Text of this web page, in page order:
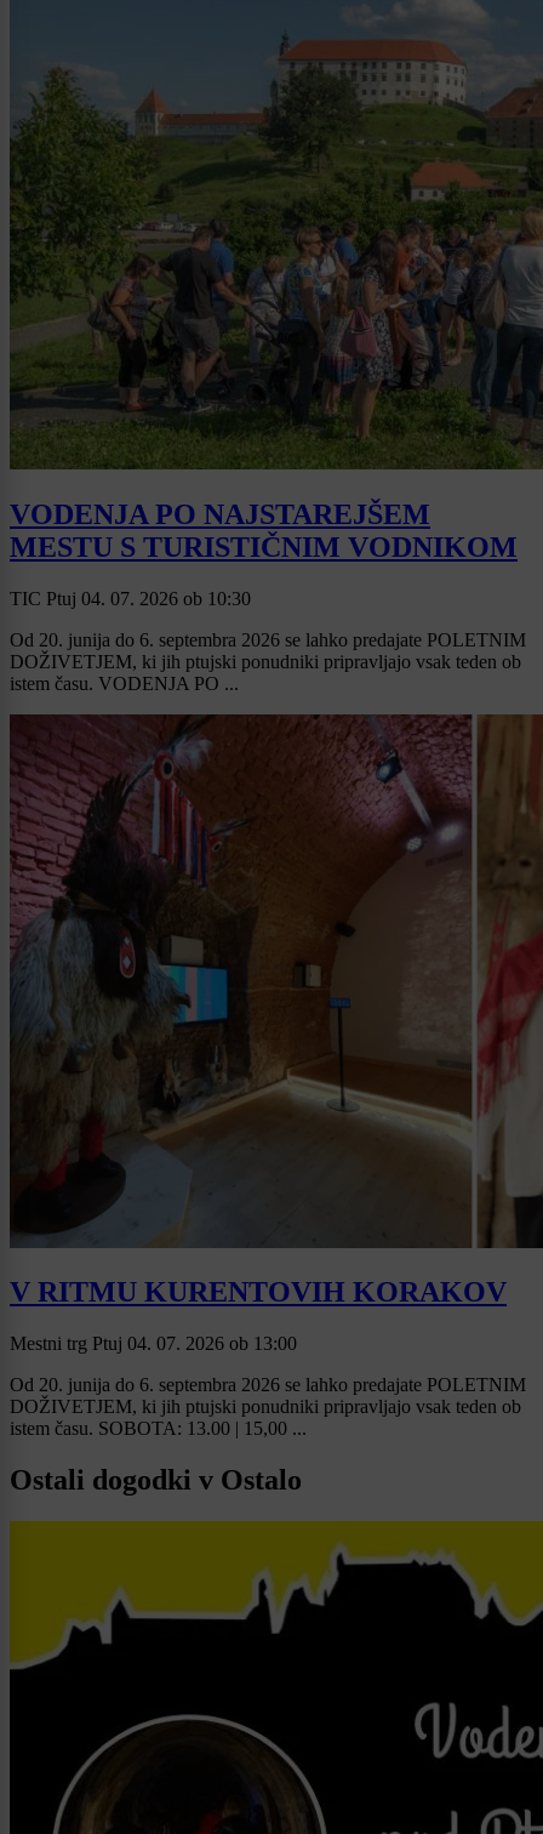
VODENJA PO NAJSTAREJŠEM
MESTU S TURISTIČNIM VODNIKOM
TIC Ptuj 04. 07. 2026 ob 10:30
Od 20. junija do 6. septembra 2026 se lahko predajate POLETNIM
DOŽIVETJEM, ki jih ptujski ponudniki pripravljajo vsak teden ob
istem času. VODENJA PO ...
V RITMU KURENTOVIH KORAKOV
Mestni trg Ptuj 04. 07. 2026 ob 13:00
Od 20. junija do 6. septembra 2026 se lahko predajate POLETNIM
DOŽIVETJEM, ki jih ptujski ponudniki pripravljajo vsak teden ob
istem času. SOBOTA: 13.00 | 15,00 ...
Ostali dogodki v Ostalo